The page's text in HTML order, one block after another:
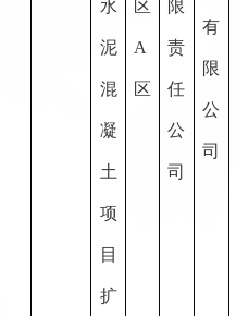
水
泥
混
凝
土
项
目
扩
区
A
区
限
责
任
公
司
有
限
公
司